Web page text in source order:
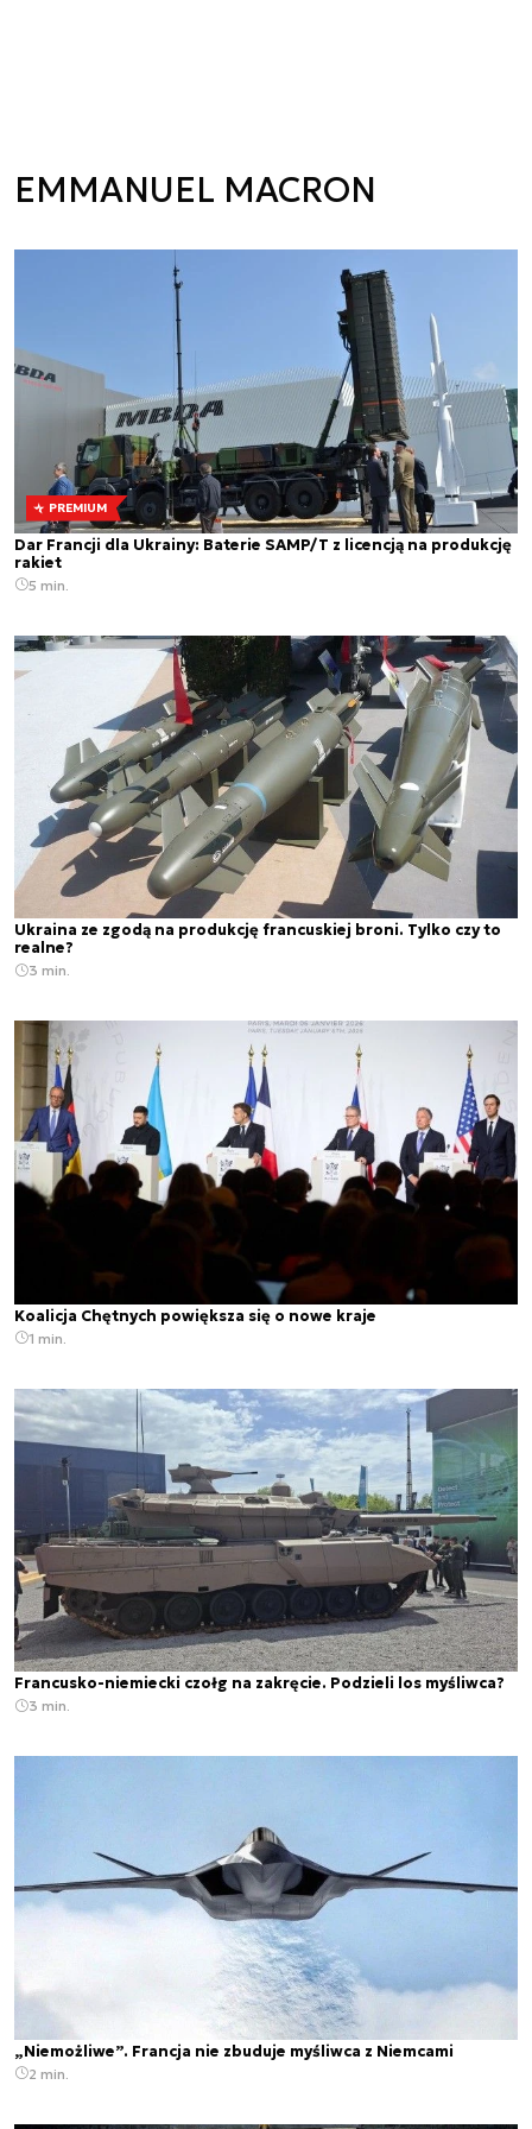
EMMANUEL MACRON
PREMIUM
Dar Francji dla Ukrainy: Baterie SAMP/T z licencją na produkcję
rakiet
5 min.
Ukraina ze zgodą na produkcję francuskiej broni. Tylko czy to
realne?
3 min.
Koalicja Chętnych powiększa się o nowe kraje
1 min.
Francusko-niemiecki czołg na zakręcie. Podzieli los myśliwca?
3 min.
„Niemożliwe”. Francja nie zbuduje myśliwca z Niemcami
2 min.